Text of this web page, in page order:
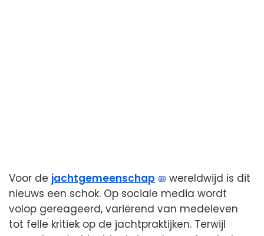
Voor de jachtgemeenschap
wereldwijd is dit
nieuws een schok. Op sociale media wordt
volop gereageerd, variërend van medeleven
tot felle kritiek op de jachtpraktijken. Terwijl